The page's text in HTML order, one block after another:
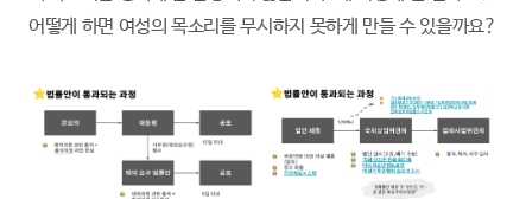
어떻게 하면 여성의 목소리를 무시하지 못하게 만들 수 있을까요?